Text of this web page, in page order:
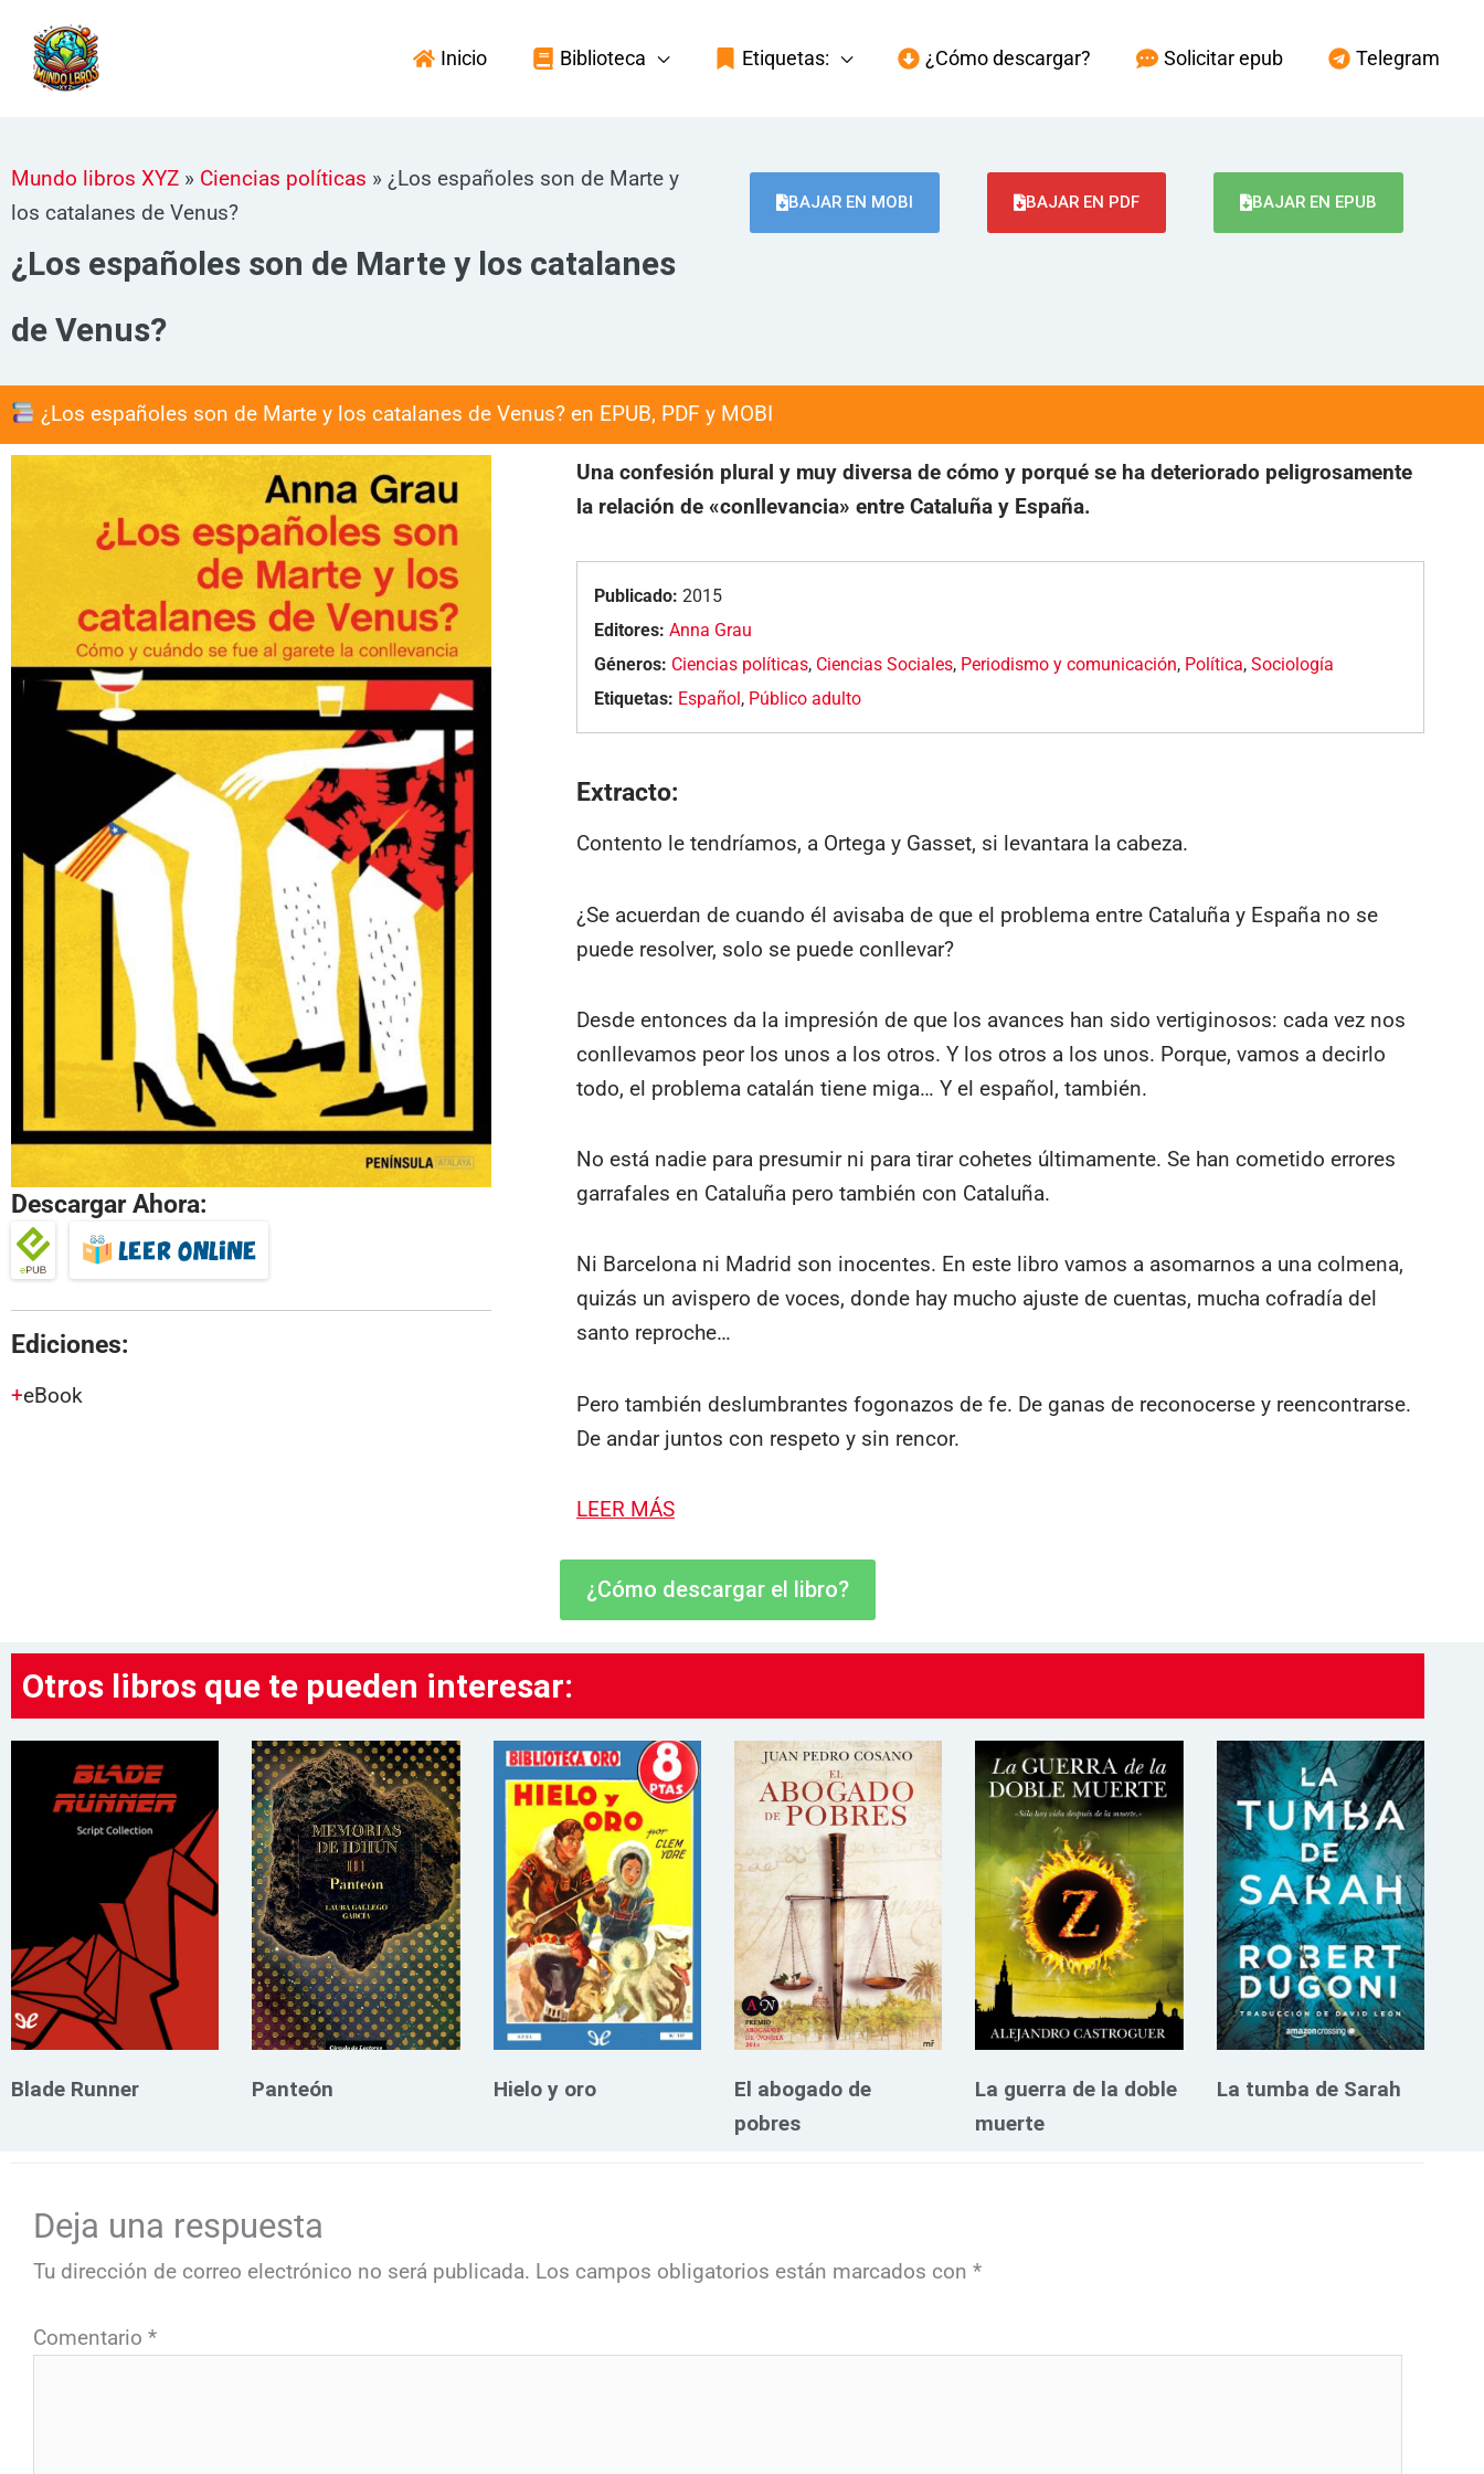
contenido
Inicio Biblioteca Etiquetas: ¿Cómo descargar? Solicitar epub Telegram
Mundo libros XYZ » Ciencias políticas » ¿Los españoles son de Marte y
los catalanes de Venus?
¿Los españoles son de Marte y los catalanes
de Venus?
BAJAR EN MOBI BAJAR EN PDF BAJAR EN EPUB
¿Los españoles son de Marte y los catalanes de Venus? en EPUB, PDF y MOBI
Descargar Ahora:
Ediciones:
eBook
Una confesión plural y muy diversa de cómo y porqué se ha deteriorado peligrosamente
la relación de «conllevancia» entre Cataluña y España.
Publicado: 2015
Editores: Anna Grau
Géneros: Ciencias políticas, Ciencias Sociales, Periodismo y comunicación, Política,Sociología
Etiquetas: Español, Público adulto
Extracto:
Contento le tendríamos, a Ortega y Gasset, si levantara la cabeza.
¿Se acuerdan de cuando él avisaba de que el problema entre Cataluña y España no se
puede resolver, solo se puede conllevar?
Desde entonces da la impresión de que los avances han sido vertiginosos: cada vez nos
conllevamos peor los unos a los otros. Y los otros a los unos. Porque, vamos a decirlo
todo, el problema catalán tiene miga… Y el español, también.
No está nadie para presumir ni para tirar cohetes últimamente. Se han cometido errores
garrafales en Cataluña pero también con Cataluña.
Ni Barcelona ni Madrid son inocentes. En este libro vamos a asomarnos a una colmena,
quizás un avispero de voces, donde hay mucho ajuste de cuentas, mucha cofradía del
santo reproche…
Pero también deslumbrantes fogonazos de fe. De ganas de reconocerse y reencontrarse.
De andar juntos con respeto y sin rencor.
LEER MÁS
¿Cómo descargar el libro?
Otros libros que te pueden interesar:
Blade Runner Panteón Hielo y oro
El abogado de
pobres
La guerra de la doble
muerte
La tumba de Sarah
Deja una respuesta
Tu dirección de correo electrónico no será publicada. Los campos obligatorios están marcados con *
Comentario *